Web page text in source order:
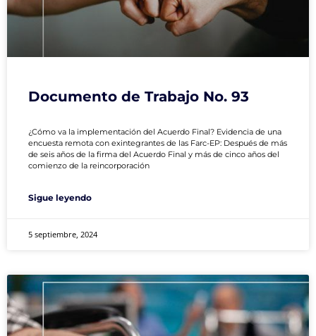
Documento de Trabajo No. 93
¿Cómo va la implementación del Acuerdo Final? Evidencia de una
encuesta remota con exintegrantes de las Farc-EP: Después de más
de seis años de la firma del Acuerdo Final y más de cinco años del
comienzo de la reincorporación
Sigue leyendo
5 septiembre, 2024